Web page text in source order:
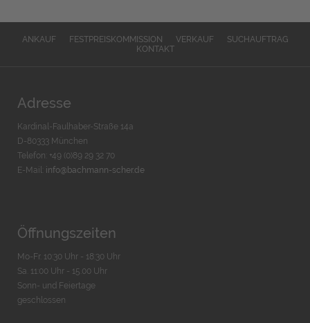
ANKAUF FESTPREISKOMMISSION VERKAUF
SUCHAUFTRAG
KONTAKT
Adresse
Kardinal-Faulhaber-Straße 14a
D-80333 München
Telefon: +49 (0)89 29 32 70
E-Mail: info@bachmann-scher.de
Öffnungszeiten
Mo-Fr. 10:30 Uhr - 18:30 Uhr
Sa. 11:00 Uhr - 15.00 Uhr
Sonn- und Feiertage
geschlossen